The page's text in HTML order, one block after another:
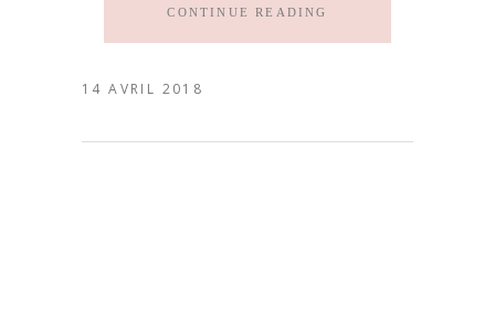
CONTINUE READING
14 AVRIL 2018